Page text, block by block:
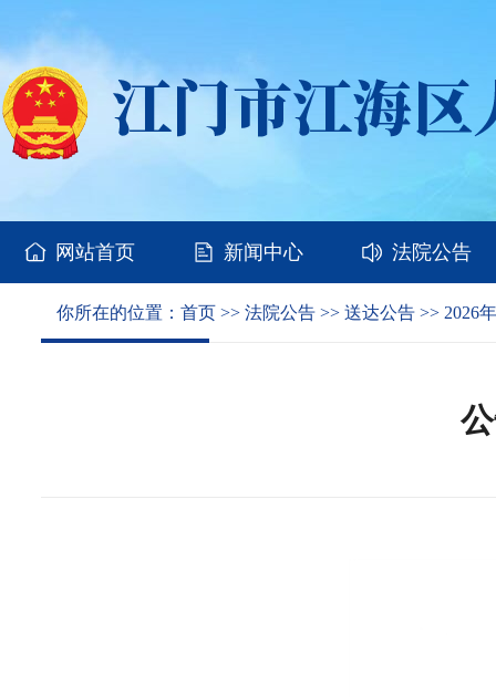
网站首页 新闻中心 法院公告
你所在的位置： 首页 >> 法院公告 >> 送达公告 >> 2026年